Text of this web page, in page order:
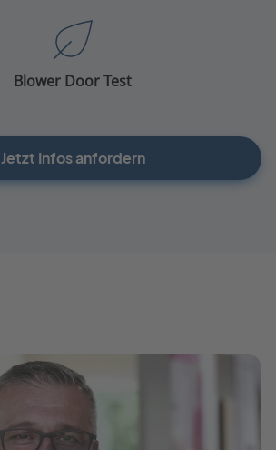
Blower Door Test
Jetzt Infos anfordern